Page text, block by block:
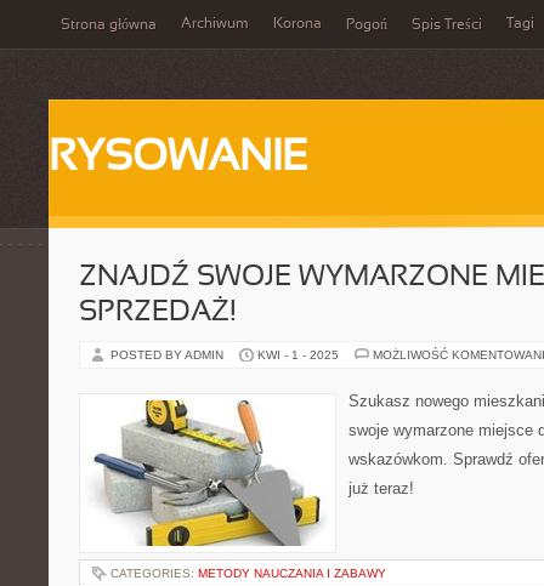
Strona główna Archiwum Korona Pogoń Spis Treści Tagi
RYSOWANIE
ZNAJDŹ SWOJE WYMARZONE
SPRZEDAŻ!
POSTED BY ADMIN KWI - 1 - 2025 MOŻLIWOŚĆ
Szukasz nowego
swoje wymarzone miejsce
wskazówkom. Sprawdź
już teraz!
CATEGORIES: METODY NAUCZANIA I ZABAWY